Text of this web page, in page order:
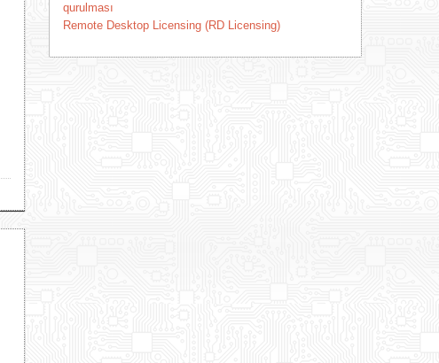
qurulması
Remote Desktop Licensing (RD Licensing)